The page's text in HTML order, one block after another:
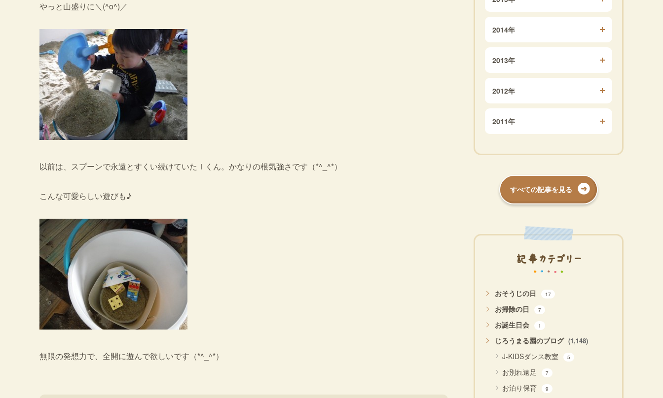
やっと山盛りに＼(^o^)／
以前は、スプーンで永遠とすくい続けていたＩくん。かなりの根気強さです（*^_^*）
こんな可愛らしい遊びも♪
無限の発想力で、全開に遊んで欲しいです（*^_^*）
2014年
2013年
2012年
2011年
すべての記事を見る
記事カテゴリー
おそうじの日 17
お掃除の日 7
お誕生日会 1
じろうまる園のブログ (1,148)
J-KIDSダンス教室 5
お別れ遠足 7
お泊り保育 9